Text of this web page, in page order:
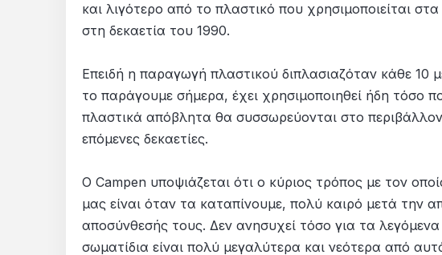
και λιγότερο από το πλαστικό που χρησιμοποιείται
στη δεκαετία του 1990.
Επειδή η παραγωγή πλαστικού διπλασιαζόταν κάθε
το παράγουμε σήμερα, έχει χρησιμοποιηθεί ήδη τόσο
πλαστικά απόβλητα θα συσσωρεύονται στο
επόμενες δεκαετίες.
Ο Campen υποψιάζεται ότι ο κύριος τρόπος με τον
μας είναι όταν τα καταπίνουμε, πολύ καιρό μετά την
αποσύνθεσής τους. Δεν ανησυχεί τόσο για τα
σωματίδια είναι πολύ μεγαλύτερα και νεότερα από